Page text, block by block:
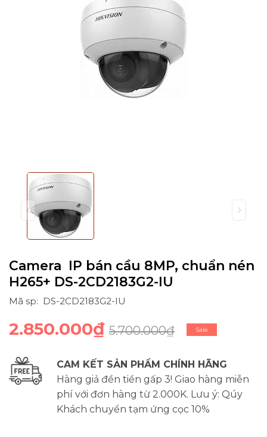
Camera IP bán cầu 8MP, chuẩn nén
H265+ DS-2CD2183G2-IU
Mã sp: DS-2CD2183G2-IU
2.850.000₫ 5.700.000₫ Sale
CAM KẾT SẢN PHẨM CHÍNH HÃNG
Hàng giả đền tiền gấp 3! Giao hàng miễn
phí với đơn hàng từ 2.000K. Lưu ý: Qúy
Khách chuyển tạm ứng cọc 10%